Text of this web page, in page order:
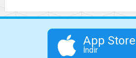
App Store
İndir